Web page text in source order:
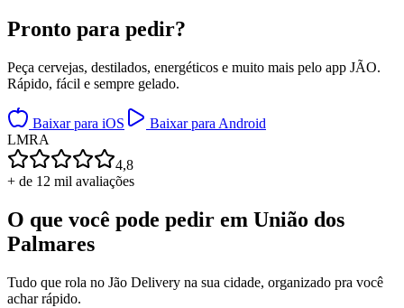
Pronto para pedir?
Peça cervejas, destilados, energéticos e muito mais pelo app JÃO.
Rápido, fácil e sempre gelado.
Baixar para iOS
Baixar para Android
LMRA
4,8
+ de 12 mil avaliações
O que você pode pedir em União dos
Palmares
Tudo que rola no Jão Delivery na sua cidade, organizado pra você
achar rápido.